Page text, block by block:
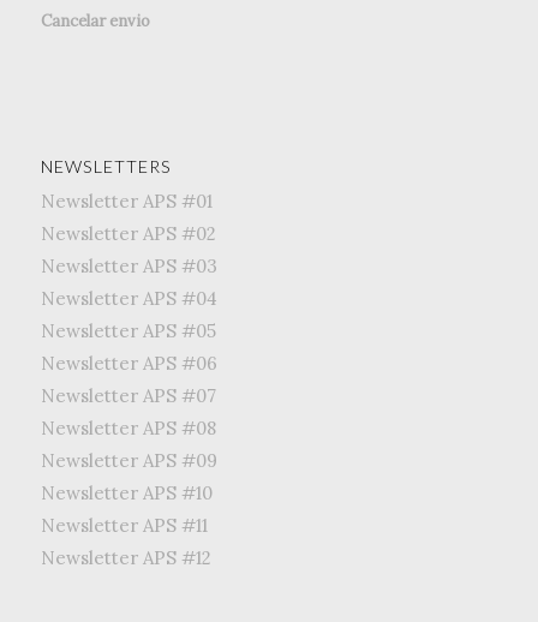
Cancelar envio
NEWSLETTERS
Newsletter APS #01
Newsletter APS #02
Newsletter APS #03
Newsletter APS #04
Newsletter APS #05
Newsletter APS #06
Newsletter APS #07
Newsletter APS #08
Newsletter APS #09
Newsletter APS #10
Newsletter APS #11
Newsletter APS #12